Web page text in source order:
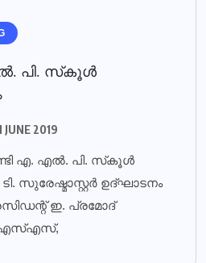
പി. സ്‌കൂള്‍
JUNE 2019
എ. എല്‍. പി. സ്‌കൂള്‍
സുരേഷ്മാസ്റ്റര്‍ ഉദ്ഘാടനം
ഇ. പ്രമോദ്